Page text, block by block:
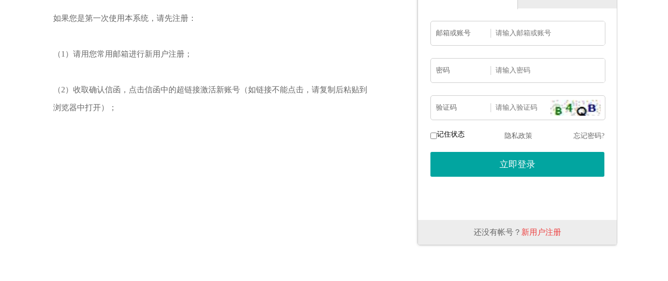
如果您是第一次使用本系统，请先注册：
（1）请用您常用邮箱进行新用户注册；
（2）收取确认信函，点击信函中的超链接激活新账号（如链接不能点击，请复制后粘贴到
浏览器中打开）；
邮箱或账号
密码
验证码
记住状态 隐私政策 忘记密码?
还没有帐号？ 新用户注册